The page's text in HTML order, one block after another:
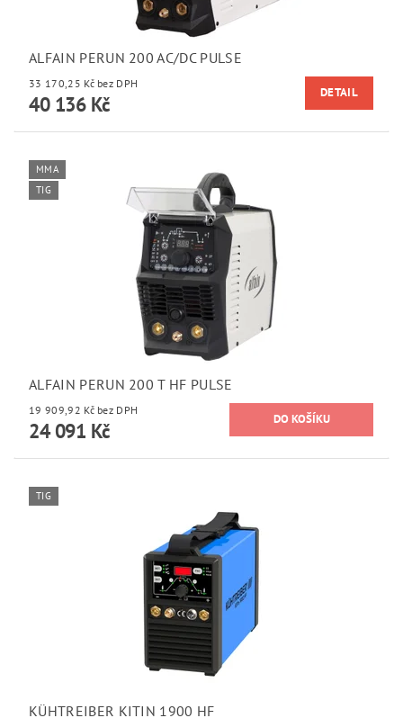
ALFAIN PERUN 200 AC/DC PULSE
33 170,25 Kč bez DPH
40 136 Kč DETAIL
MMA
TIG
ALFAIN PERUN 200 T HF PULSE
19 909,92 Kč bez DPH
24 091 Kč
TIG
KÜHTREIBER KITIN 1900 HF